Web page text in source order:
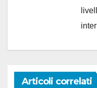
Articoli correlati